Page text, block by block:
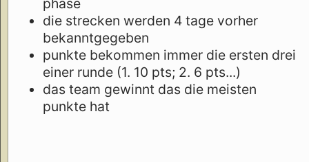
phase
die strecken werden 4 tage vorher
bekanntgegeben
punkte bekommen immer die ersten drei
einer runde (1. 10 pts; 2. 6 pts...)
das team gewinnt das die meisten
punkte hat